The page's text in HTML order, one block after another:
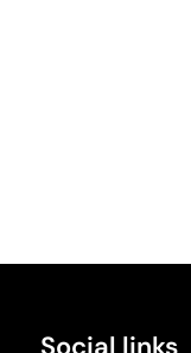
Social links